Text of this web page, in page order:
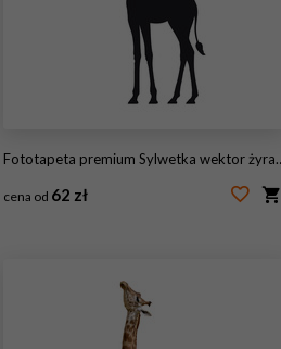
Fototapeta premium Sylwetka wektor żyrafa na białym tle
cena od 62 zł